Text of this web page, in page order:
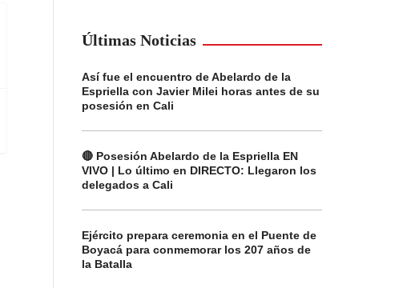
Últimas Noticias
Así fue el encuentro de Abelardo de la
Espriella con Javier Milei horas antes de su
posesión en Cali
🔴 Posesión Abelardo de la Espriella EN
VIVO | Lo último en DIRECTO: Llegaron los
delegados a Cali
Ejército prepara ceremonia en el Puente de
Boyacá para conmemorar los 207 años de
la Batalla